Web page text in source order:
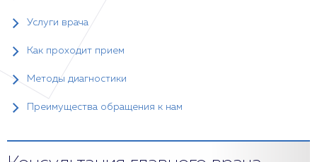
Услуги врача
Как проходит прием
Методы диагностики
Преимущества обращения к нам